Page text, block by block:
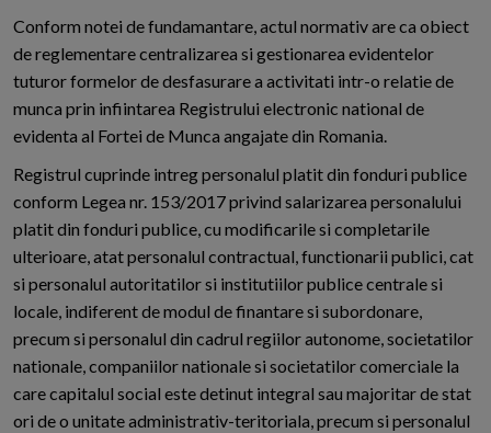
Conform notei de fundamantare, actul normativ are ca obiect
de reglementare centralizarea si gestionarea evidentelor
tuturor formelor de desfasurare a activitati intr-o relatie de
munca prin infiintarea Registrului electronic national de
evidenta al Fortei de Munca angajate din Romania.
Registrul cuprinde intreg personalul platit din fonduri publice
conform Legea nr. 153/2017 privind salarizarea personalului
platit din fonduri publice, cu modificarile si completarile
ulterioare, atat personalul contractual, functionarii publici, cat
si personalul autoritatilor si institutiilor publice centrale si
locale, indiferent de modul de finantare si subordonare,
precum si personalul din cadrul regiilor autonome, societatilor
nationale, companiilor nationale si societatilor comerciale la
care capitalul social este detinut integral sau majoritar de stat
ori de o unitate administrativ-teritoriala, precum si personalul